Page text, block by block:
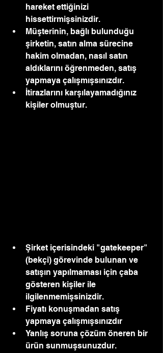
hareket ettiğinizi
hissettirmişsinizdir.
Müşterinin, bağlı bulunduğu
şirketin, satın alma sürecine
hakim olmadan, nasıl satın
aldıklarını öğrenmeden, satış
yapmaya çalışmışsınızdır.
İtirazlarını karşılayamadığınız
kişiler olmuştur.
Şirket içerisindeki "gatekeeper"
(bekçi) görevinde bulunan ve
satışın yapılmaması için çaba
gösteren kişiler ile
ilgilenmemişsinizdir.
Fiyatı konuşmadan satış
yapmaya çalışmışsınızdır
Yanlış soruna çözüm öneren bir
ürün sunmuşsunuzdur.